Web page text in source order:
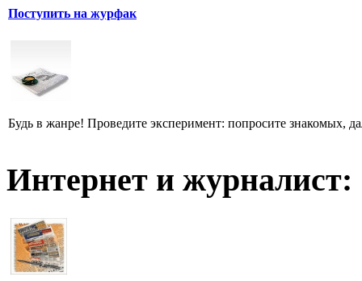
Поступить на журфак
Будь в жанре! Проведите эксперимент: попросите знакомых,
Интернет и журналист: